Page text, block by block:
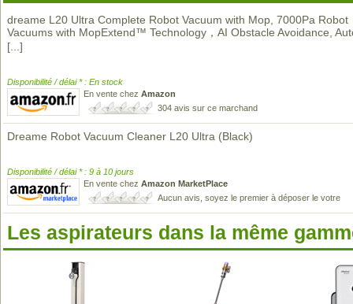
dreame L20 Ultra Complete Robot Vacuum with Mop, 7000Pa Robot
Vacuums with MopExtend™ Technology，AI Obstacle Avoidance,
[...]
Disponibilité / délai * : En stock
En vente chez Amazon
304 avis sur ce marchand
Dreame Robot Vacuum Cleaner L20 Ultra (Black)
Disponibilité / délai * : 9 à 10 jours
En vente chez Amazon MarketPlace
Aucun avis, soyez le premier à déposer le votre
Les aspirateurs dans la même